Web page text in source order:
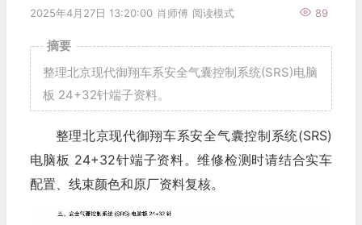
2025年4月27日 13:20:00 肖师傅 89
阅读模式
摘要
整理北京现代御翔车系安全气囊控制系统(SRS)电脑
板 24+32针端子资料。
整理北京现代御翔车系安全气囊控制系统(SRS)
电脑板 24+32针端子资料。维修检测时请结合实车
配置、线束颜色和原厂资料复核。